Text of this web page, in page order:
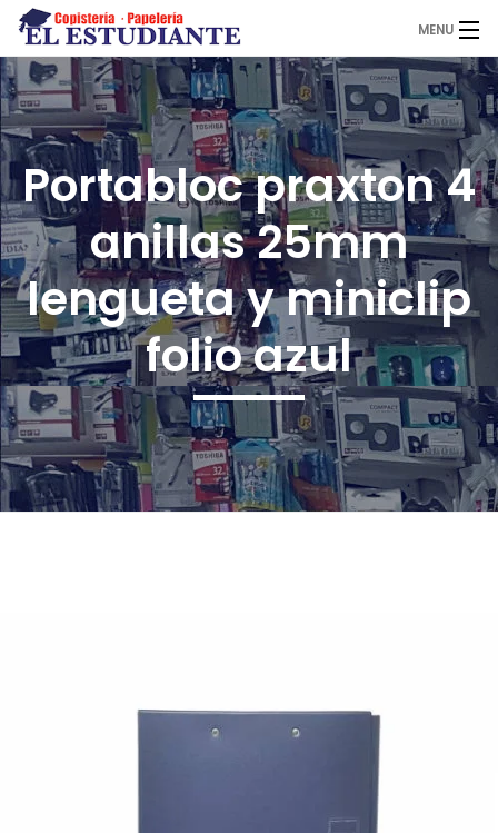
MENU
El Estudiante
Copistería
Papelería
Servicios
Novedades
Portabloc praxton 4
anillas 25mm
lengueta y miniclip
folio azul